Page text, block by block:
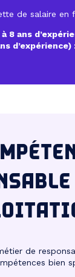
de salaire en
8 ans
d’expérience)
de
bien